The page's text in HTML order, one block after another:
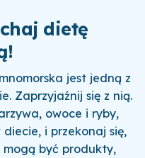
dietę
jest jedną z
Zaprzyjaźnij się z nią.
owoce i ryby,
i przekonaj się,
być produkty,